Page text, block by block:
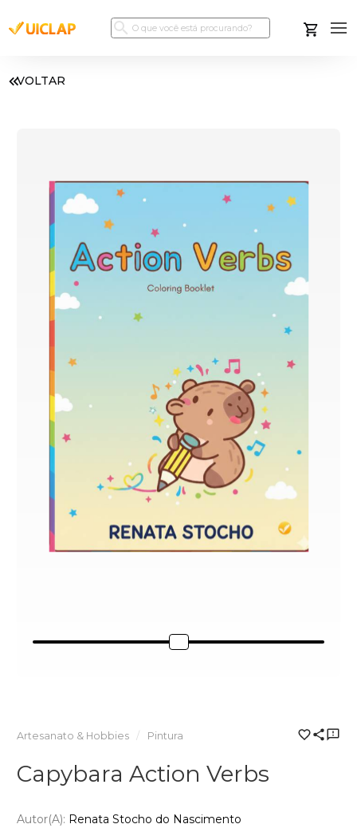
VOLTAR
Artesanato & Hobbies Pintura
Capybara Action Verbs
Autor(a): Renata Stocho do Nascimento